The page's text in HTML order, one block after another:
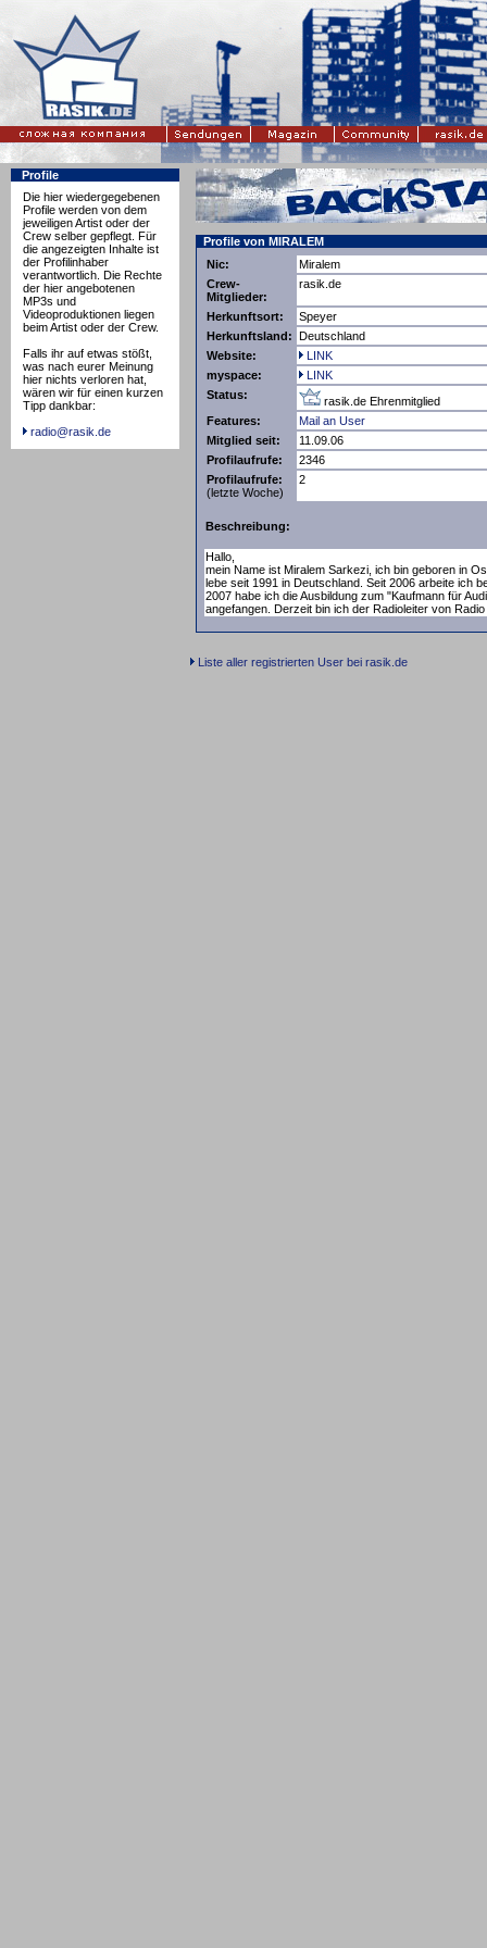
Profile
Die hier wiedergegebenen
Profile werden von dem
jeweiligen Artist oder der
Crew selber gepflegt. Für
die angezeigten Inhalte ist
der Profilinhaber
verantwortlich. Die Rechte
der hier angebotenen
MP3s und
Videoproduktionen liegen
beim Artist oder der Crew.
Falls ihr auf etwas stößt,
was nach eurer Meinung
hier nichts verloren hat,
wären wir für einen kurzen
Tipp dankbar:
radio@rasik.de
Profile von MIRALEM
Nic:
Miralem
Crew-
Mitglieder:
rasik.de
Herkunftsort:
Speyer
Herkunftsland: Deutschland
Website:
LINK
myspace:
LINK
Status:
rasik.de Ehrenmitglied
Features:
Mail an User
Mitglied seit:
11.09.06
Profilaufrufe:
2346
Profilaufrufe:
(letzte Woche)
2
Beschreibung:
Hallo,
mein Name ist Miralem Sarkezi, ich bin geboren in
lebe seit 1991 in Deutschland. Seit 2006 arbeite ich
2007 habe ich die Ausbildung zum "Kaufmann für
angefangen. Derzeit bin ich der Radioleiter von
Liste aller registrierten User bei rasik.de